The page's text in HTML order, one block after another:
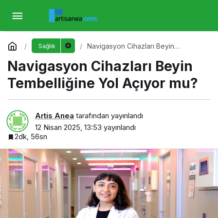
Sağlık
Navigasyon Cihazları Beyin
Navigasyon Cihazları Beyin
Tembelliğine Yol Açıyor mu?
Artis Anea tarafından yayınlandı
12 Nisan 2025, 13:53 yayınlandı
2dk, 56sn
Navigasyon Cihazları Beyin Tembelliğine Yol
Açıyor mu?
Yorum Yap